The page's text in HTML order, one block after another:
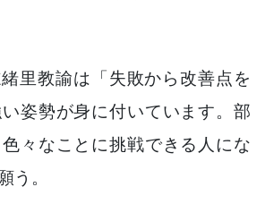
里教諭は「失敗から改善点を
姿勢が身に付いています。部
々なことに挑戦できる人にな
う。